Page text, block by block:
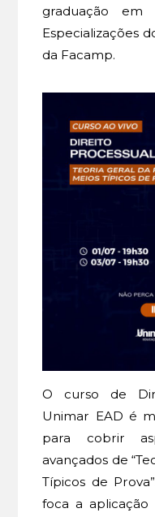
graduação
Especializações
da Facamp.
O curso de
Unimar EAD é
para cobrir
avançados de
Típicos de
foca a